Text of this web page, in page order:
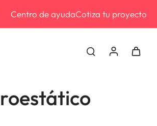
Centro de ayudaCotiza tu proyecto
Envio